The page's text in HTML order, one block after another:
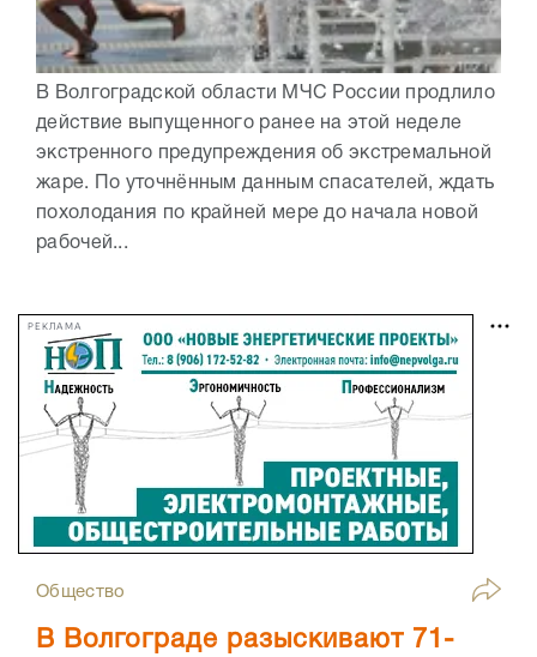
В Волгоградской области МЧС России продлило
действие выпущенного ранее на этой неделе
экстренного предупреждения об экстремальной
жаре. По уточнённым данным спасателей, ждать
похолодания по крайней мере до начала новой
рабочей...
РЕКЛАМА
Общество
В Волгограде разыскивают 71-